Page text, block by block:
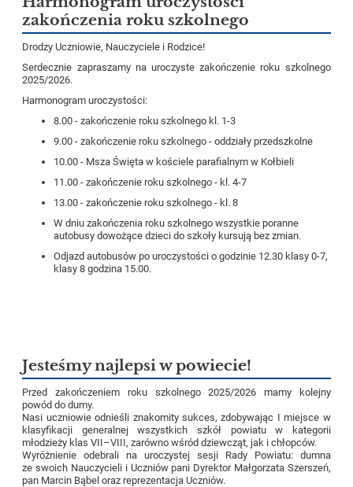
zakończenia roku szkolnego
Drodzy Uczniowie, Nauczyciele i Rodzice!
Serdecznie zapraszamy na uroczyste zakończenie roku szkolnego
2025/2026.
Harmonogram uroczystości:
8.00 - zakończenie roku szkolnego kl. 1-3
9.00 - zakończenie roku szkolnego - oddziały przedszkolne
10.00 - Msza Święta w kościele parafialnym w Kołbieli
11.00 - zakończenie roku szkolnego - kl. 4-7
13.00 - zakończenie roku szkolnego - kl. 8
W dniu zakończenia roku szkolnego wszystkie poranne
autobusy dowożące dzieci do szkoły kursują bez zmian.
Odjazd autobusów po uroczystości o godzinie 12.30 klasy 0-7,
klasy 8 godzina 15.00.
Jesteśmy najlepsi w powiecie!
Przed zakończeniem roku szkolnego 2025/2026 mamy kolejny
powód do dumy.
Nasi uczniowie odnieśli znakomity sukces, zdobywając I miejsce w
klasyfikacji generalnej wszystkich szkół powiatu w kategorii
młodzieży klas VII–VIII, zarówno wśród dziewcząt, jak i chłopców.
Wyróżnienie odebrali na uroczystej sesji Rady Powiatu: dumna
ze swoich Nauczycieli i Uczniów pani Dyrektor Małgorzata Szerszeń,
pan Marcin Bąbel oraz reprezentacja Uczniów.